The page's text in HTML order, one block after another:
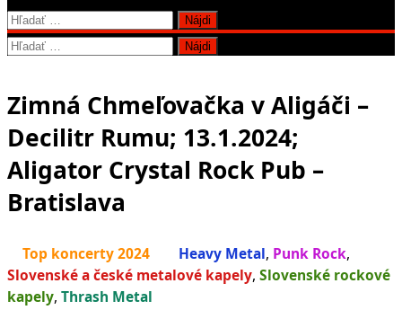
Hľadať:
Hľadať:
Zimná Chmeľovačka v Aligáči –
Decilitr Rumu; 13.1.2024;
Aligator Crystal Rock Pub –
Bratislava
Top koncerty 2024 Heavy Metal, Punk Rock,
Slovenské a české metalové kapely, Slovenské rockové
kapely, Thrash Metal